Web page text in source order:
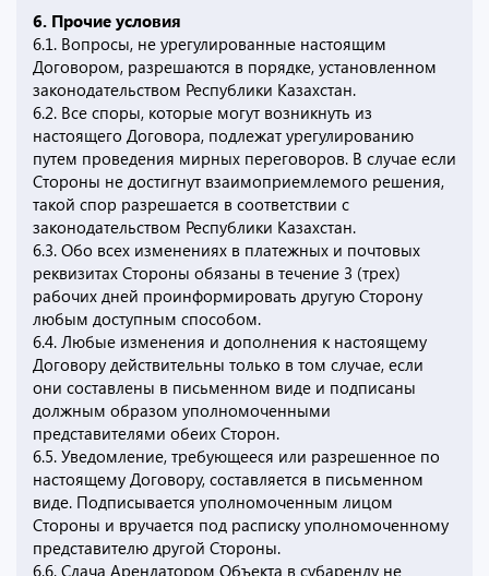
6. Прочие условия
6.1. Вопросы, не урегулированные настоящим
Договором, разрешаются в порядке, установленном
законодательством Республики Казахстан.
6.2. Все споры, которые могут возникнуть из
настоящего Договора, подлежат урегулированию
путем проведения мирных переговоров. В случае если
Стороны не достигнут взаимоприемлемого решения,
такой спор разрешается в соответствии с
законодательством Республики Казахстан.
6.3. Обо всех изменениях в платежных и почтовых
реквизитах Стороны обязаны в течение 3 (трех)
рабочих дней проинформировать другую Сторону
любым доступным способом.
6.4. Любые изменения и дополнения к настоящему
Договору действительны только в том случае, если
они составлены в письменном виде и подписаны
должным образом уполномоченными
представителями обеих Сторон.
6.5. Уведомление, требующееся или разрешенное по
настоящему Договору, составляется в письменном
виде. Подписывается уполномоченным лицом
Стороны и вручается под расписку уполномоченному
представителю другой Стороны.
6.6. Сдача Арендатором Объекта в субаренду не